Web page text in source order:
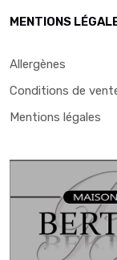
MENTIONS
Allergènes
Conditions de
Mentions légales